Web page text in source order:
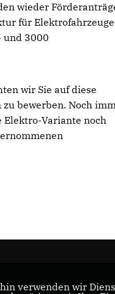
wieder
für
und 3000
wir Sie auf diese
bewerben. Noch
Elektro-Variante noch
verwenden wir